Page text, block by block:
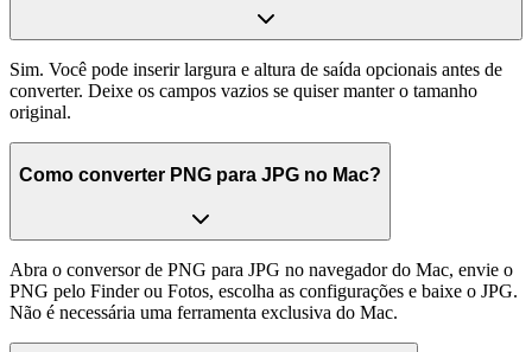
Sim. Você pode inserir largura e altura de saída opcionais antes de
converter. Deixe os campos vazios se quiser manter o tamanho
original.
Como converter PNG para JPG no Mac?
Abra o conversor de PNG para JPG no navegador do Mac, envie o
PNG pelo Finder ou Fotos, escolha as configurações e baixe o JPG.
Não é necessária uma ferramenta exclusiva do Mac.